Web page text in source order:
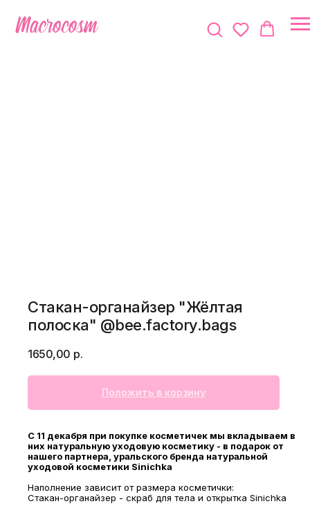
Стакан-органайзер "Жёлтая
полоска" @bee.factory.bags
1650,00 р.
Положить в корзину
С 11 декабря при покупке косметичек мы вкладываем в
них натуральную уходовую косметику - в подарок от
нашего партнера, уральского бренда натуральной
уходовой косметики Sinichka
Наполнение зависит от размера косметички:
Стакан-органайзер - скраб для тела и открытка Sinichka